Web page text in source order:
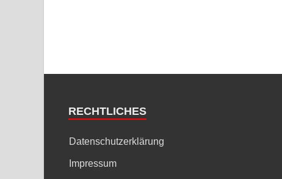
RECHTLICHES
Datenschutzerklärung
Impressum